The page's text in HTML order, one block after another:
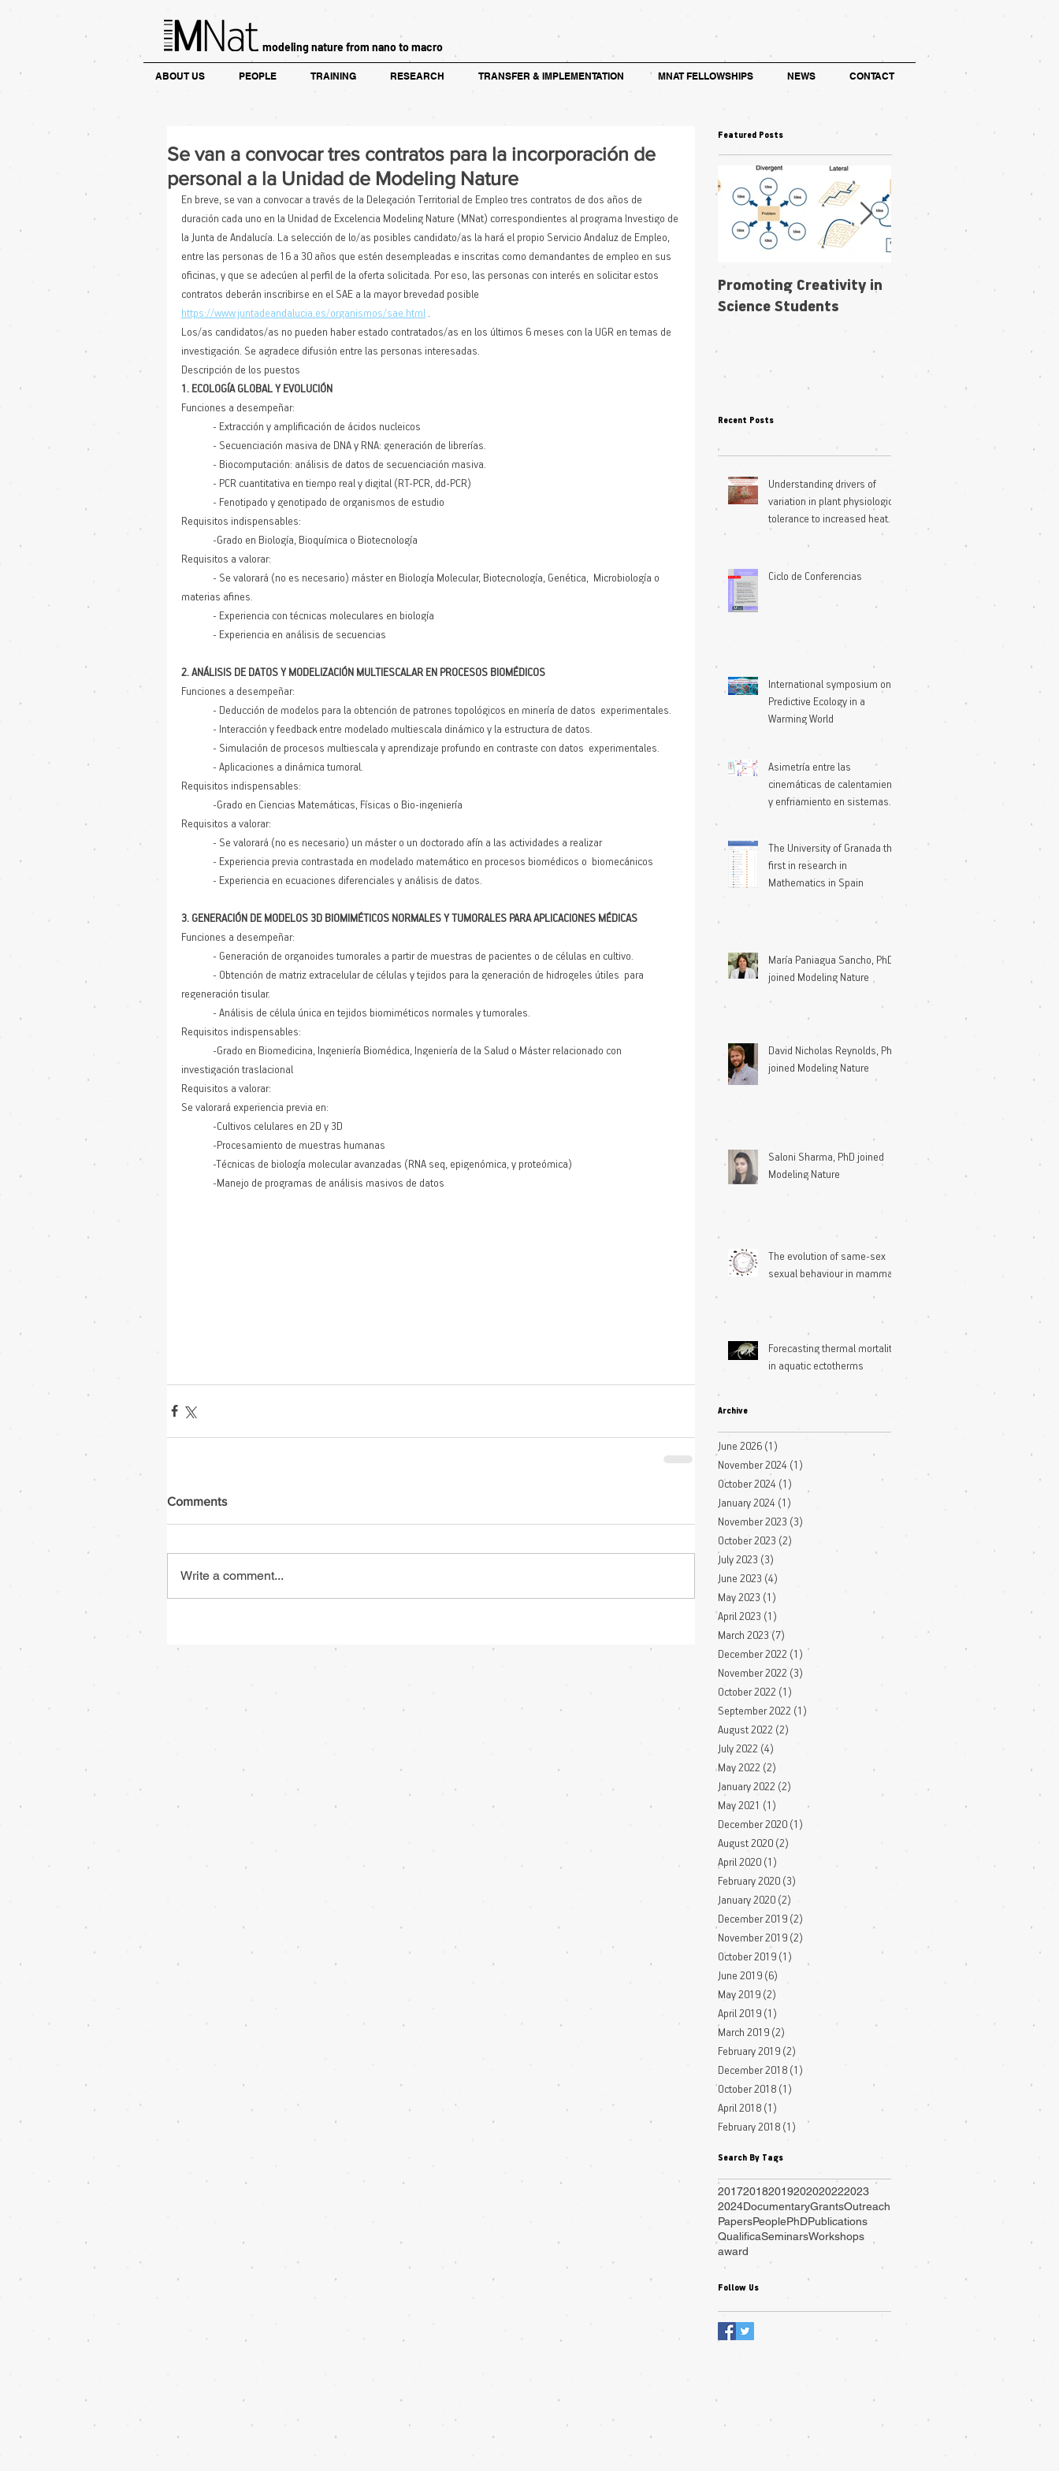
modeling nature from nano to macro
ABOUT US PEOPLE TRAINING RESEARCH TRANSFER & IMPLEMENTATION MNAT FELLOWSHIPS NEWS CONTACT
Se van a convocar tres contratos para la incorporación de
personal a la Unidad de Modeling Nature
En breve, se van a convocar a través de la Delegación Territorial de Empleo tres contratos de dos años de
duración cada uno en la Unidad de Excelencia Modeling Nature (MNat) correspondientes al programa Investigo de
la Junta de Andalucía. La selección de lo/as posibles candidato/as la hará el propio Servicio Andaluz de Empleo,
entre las personas de 16 a 30 años que estén desempleadas e inscritas como demandantes de empleo en sus
oficinas, y que se adecúen al perfil de la oferta solicitada. Por eso, las personas con interés en solicitar estos
contratos deberán inscribirse en el SAE a la mayor brevedad posible
https://www.juntadeandalucia.es/organismos/sae.html .
Los/as candidatos/as no pueden haber estado contratados/as en los últimos 6 meses con la UGR en temas de
investigación. Se agradece difusión entre las personas interesadas.
Descripción de los puestos
1. ECOLOGÍA GLOBAL Y EVOLUCIÓN
Funciones a desempeñar:
	- Extracción y amplificación de ácidos nucleicos
	- Secuenciación masiva de DNA y RNA: generación de librerías.
	- Biocomputación: análisis de datos de secuenciación masiva.
	- PCR cuantitativa en tiempo real y digital (RT-PCR, dd-PCR)
	- Fenotipado y genotipado de organismos de estudio
Requisitos indispensables:
	-Grado en Biología, Bioquímica o Biotecnología
Requisitos a valorar:
materias afines.
	- Experiencia con técnicas moleculares en biología
	- Experiencia en análisis de secuencias
2. ANÁLISIS DE DATOS Y MODELIZACIÓN MULTIESCALAR EN PROCESOS BIOMÉDICOS
Funciones a desempeñar:
	- Deducción de modelos para la obtención de patrones topológicos en minería de datos  experimentales.
	- Interacción y feedback entre modelado multiescala dinámico y la estructura de datos.
	- Simulación de procesos multiescala y aprendizaje profundo en contraste con datos  experimentales.
	- Aplicaciones a dinámica tumoral.
Requisitos indispensables:
	-Grado en Ciencias Matemáticas, Físicas o Bio-ingeniería
Requisitos a valorar:
	- Se valorará (no es necesario) un máster o un doctorado afín a las actividades a realizar
	- Experiencia previa contrastada en modelado matemático en procesos biomédicos o  biomecánicos
	- Experiencia en ecuaciones diferenciales y análisis de datos.
3. GENERACIÓN DE MODELOS 3D BIOMIMÉTICOS NORMALES Y TUMORALES PARA APLICACIONES MÉDICAS
Funciones a desempeñar:
	- Generación de organoides tumorales a partir de muestras de pacientes o de células en cultivo.
regeneración tisular.
	- Análisis de célula única en tejidos biomiméticos normales y tumorales.
Requisitos indispensables:
investigación traslacional
Requisitos a valorar:
Se valorará experiencia previa en:
-Cultivos celulares en 2D y 3D
	-Procesamiento de muestras humanas
	-Técnicas de biología molecular avanzadas (RNA seq, epigenómica, y proteómica)
	-Manejo de programas de análisis masivos de datos
Comments
Write a comment...
Featured Posts
Promoting Creativity in
Science Students
Within-individual
pollination niche shift
Recent Posts
Understanding drivers of
variation in plant physiological
tolerance to increased heat
Ciclo de Conferencias
International symposium on
Predictive Ecology in a
Warming World
Asimetría entre las
cinemáticas de calentamiento
y enfriamiento en sistemas
The University of Granada the
first in research in
Mathematics in Spain
María Paniagua Sancho, PhD
joined Modeling Nature
David Nicholas Reynolds, PhD
joined Modeling Nature
Saloni Sharma, PhD joined
Modeling Nature
The evolution of same-sex
sexual behaviour in mammals
Forecasting thermal mortality
in aquatic ectotherms
Archive
June 2026 (1)
November 2024 (1)
October 2024 (1)
January 2024 (1)
November 2023 (3)
October 2023 (2)
July 2023 (3)
June 2023 (4)
May 2023 (1)
April 2023 (1)
March 2023 (7)
December 2022 (1)
November 2022 (3)
October 2022 (1)
September 2022 (1)
August 2022 (2)
July 2022 (4)
May 2022 (2)
January 2022 (2)
May 2021 (1)
December 2020 (1)
August 2020 (2)
April 2020 (1)
February 2020 (3)
January 2020 (2)
December 2019 (2)
November 2019 (2)
October 2019 (1)
June 2019 (6)
May 2019 (2)
April 2019 (1)
March 2019 (2)
February 2019 (2)
December 2018 (1)
October 2018 (1)
April 2018 (1)
February 2018 (1)
Search By Tags
201720182019202020222023
2024DocumentaryGrantsOutreach
PapersPeoplePhDPublications
QualificaSeminarsWorkshops
award
Follow Us